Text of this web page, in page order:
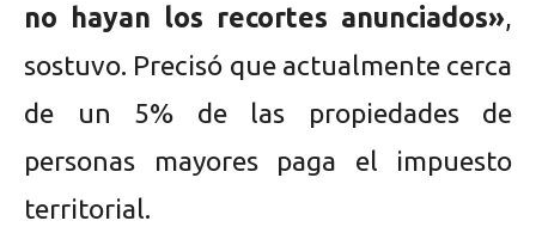
no hayan los recortes anunciados»,
sostuvo. Precisó que actualmente cerca
de un 5% de las propiedades de
personas mayores paga el impuesto
territorial.